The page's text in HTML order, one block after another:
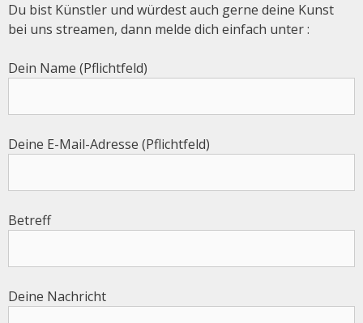
Du bist Künstler und würdest auch gerne deine Kunst
bei uns streamen, dann melde dich einfach unter :
Dein Name (Pflichtfeld)
Deine E-Mail-Adresse (Pflichtfeld)
Betreff
Deine Nachricht